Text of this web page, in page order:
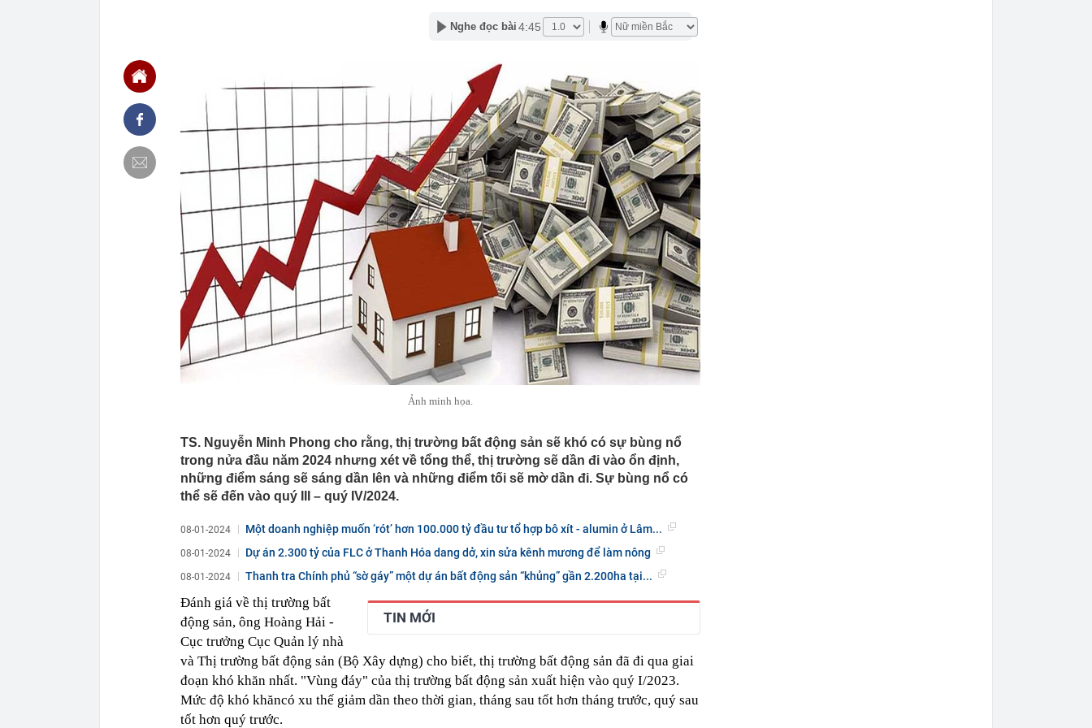
Đề xuất làm ứng dụng AI vào quản lý các khu chung cư tại TP.HCM
Hà Nội giao gần 1,2ha đất để xây dựng NƠXH tại phường Bồ Đề
06:49
Nam thanh niên SN 2001 nhận 12 lần chuyển khoản tổng 5 tỷ đồng lúc
16h chiều: Công an hỗ trợ hoàn trả cho người gửi
06:47
Hành động khó hiểu của người đàn ông có giao dịch chuyển khoản
499.999.999 đồng
06:44
Ngân hàng thu 'đống tiền' từ trái phiếu
06:40
Việt Nam có 1 nơi khí hậu mát mẻ quanh năm, bao quanh là núi đá
được Sun Group nhắm tới làm siêu tổ hợp 21.000 tỷ đồng gồm cáp
treo, tắm khoáng, khu vui chơi
06:38
Lãnh án tù vì nhận tiền chuyển nhầm nhưng không trả
06:32
Sau Vingroup, Sun Group, BIM Group...liên danh có nhà đầu tư đến từ
Vương quốc Anh đề xuất làm siêu dự án 18 tỷ USD, quy mô 6.500ha
tại địa phương sắp lên thành phố trực thuộc Trung ương
06:30
Khởi tố vụ buôn bán hơn 3.600 sản phẩm giả mạo nhãn hiệu nổi tiếng
Nghe đọc bài 4:45
Ảnh minh họa.
TS. Nguyễn Minh Phong cho rằng, thị trường bất động sản sẽ khó có sự bùng nổ
trong nửa đầu năm 2024 nhưng xét về tổng thể, thị trường sẽ dần đi vào ổn định,
những điểm sáng sẽ sáng dần lên và những điểm tối sẽ mờ dần đi. Sự bùng nổ có
thể sẽ đến vào quý III – quý IV/2024.
08-01-2024 Một doanh nghiệp muốn ‘rót’ hơn 100.000 tỷ đầu tư tổ hợp bô xít - alumin ở Lâm...
08-01-2024 Dự án 2.300 tỷ của FLC ở Thanh Hóa dang dở, xin sửa kênh mương để làm nông
08-01-2024 Thanh tra Chính phủ “sờ gáy” một dự án bất động sản “khủng” gần 2.200ha tại...
TIN MỚI
Đánh giá về thị trường bất
động sản, ông Hoàng Hải -
Cục trưởng Cục Quản lý nhà
và Thị trường bất động sản (Bộ Xây dựng) cho biết, thị trường bất động sản đã đi qua giai
đoạn khó khăn nhất. "Vùng đáy" của thị trường bất động sản xuất hiện vào quý I/2023.
Mức độ khó khăncó xu thế giảm dần theo thời gian, tháng sau tốt hơn tháng trước, quý sau
tốt hơn quý trước.